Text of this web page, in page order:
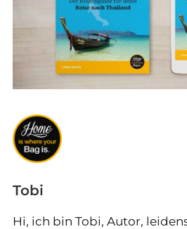
Tobi
Hi, ich bin Tobi, Autor,